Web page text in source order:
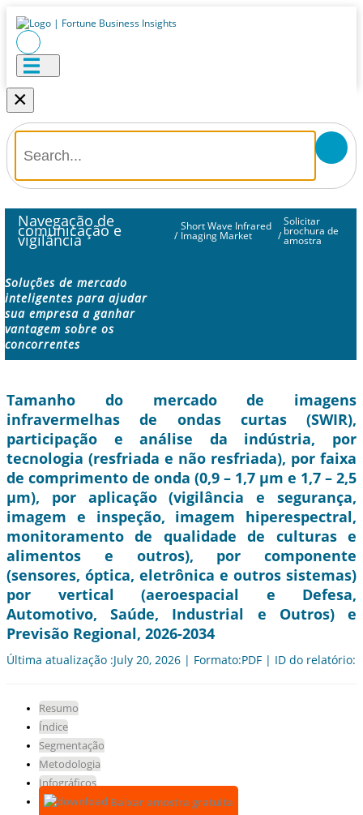
×
Navegação de
comunicação e
vigilância /
Short Wave Infrared
Imaging Market /
Solicitar
brochura de
amostra
Soluções de mercado
inteligentes para ajudar
sua empresa a ganhar
vantagem sobre os
concorrentes
Tamanho do mercado de imagens
infravermelhas de ondas curtas (SWIR),
participação e análise da indústria, por
tecnologia (resfriada e não resfriada), por faixa
de comprimento de onda (0,9 – 1,7 μm e 1,7 – 2,5
μm), por aplicação (vigilância e segurança,
imagem e inspeção, imagem hiperespectral,
monitoramento de qualidade de culturas e
alimentos e outros), por componente
(sensores, óptica, eletrônica e outros sistemas)
por vertical (aeroespacial e Defesa,
Automotivo, Saúde, Industrial e Outros) e
Previsão Regional, 2026-2034
Última atualização :July 20, 2026 | Formato:PDF | ID do relatório:
Resumo
Índice
Segmentação
Metodologia
Infográficos
Baixar amostra gratuita